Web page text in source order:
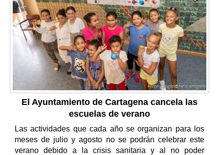
El Ayuntamiento de Cartagena cancela las
escuelas de verano
Las actividades que cada año se organizan para los
meses de julio y agosto no se podrán celebrar este
verano debido a la crisis sanitaria y al no poder